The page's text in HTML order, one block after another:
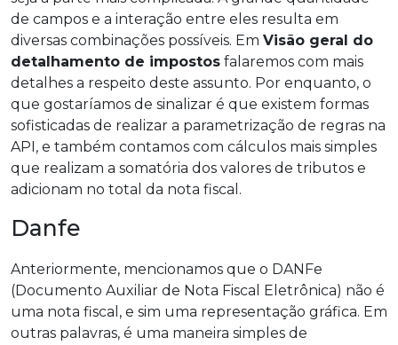
de campos e a interação entre eles resulta em
diversas combinações possíveis. Em Visão geral do
detalhamento de impostos falaremos com mais
detalhes a respeito deste assunto. Por enquanto, o
que gostaríamos de sinalizar é que existem formas
sofisticadas de realizar a parametrização de regras na
API, e também contamos com cálculos mais simples
que realizam a somatória dos valores de tributos e
adicionam no total da nota fiscal.
Danfe
Anteriormente, mencionamos que o DANFe
(Documento Auxiliar de Nota Fiscal Eletrônica) não é
uma nota fiscal, e sim uma representação gráfica. Em
outras palavras, é uma maneira simples de